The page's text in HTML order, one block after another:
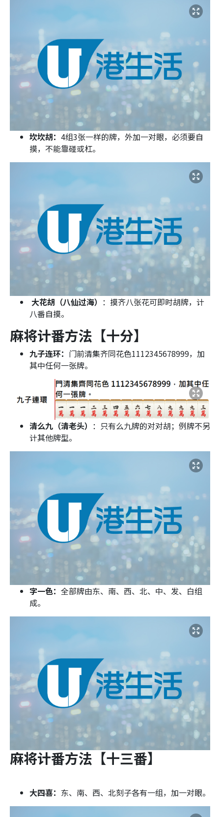
坎坎胡： 4组3张一样的牌，外加一对眼，必须要自
摸，不能靠碰或杠。
大花胡（八仙过海） ：摸齐八张花可即时胡牌，计
八番自摸。
麻将计番方法【十分】
九子连环： 门前清集齐同花色1112345678999，加
其中任何一张牌。
清么九（清老头） ：只有么九牌的对对胡；例牌不另
计其他牌型。
字一色： 全部牌由东、南、西、北、中、发、白组
成。
麻将计番方法【十三番】
大四喜： 东、南、西、北刻子各有一组，加一对眼。